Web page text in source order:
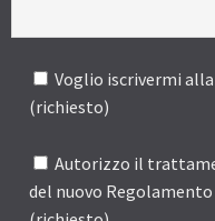
Voglio iscrivermi
(richiesto)
Autorizzo il
del nuovo Regolamento